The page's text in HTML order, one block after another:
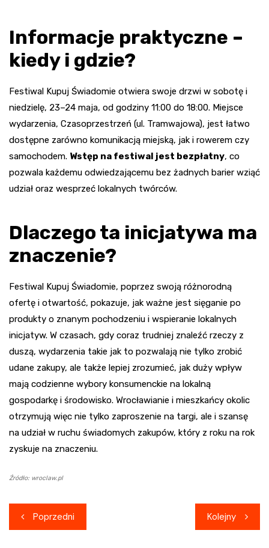
Informacje praktyczne –
kiedy i gdzie?
Festiwal Kupuj Świadomie otwiera swoje drzwi w sobotę i
niedzielę, 23–24 maja, od godziny 11:00 do 18:00. Miejsce
wydarzenia, Czasoprzestrzeń (ul. Tramwajowa), jest łatwo
dostępne zarówno komunikacją miejską, jak i rowerem czy
samochodem. Wstęp na festiwal jest bezpłatny, co
pozwala każdemu odwiedzającemu bez żadnych barier wziąć
udział oraz wesprzeć lokalnych twórców.
Dlaczego ta inicjatywa ma
znaczenie?
Festiwal Kupuj Świadomie, poprzez swoją różnorodną
ofertę i otwartość, pokazuje, jak ważne jest sięganie po
produkty o znanym pochodzeniu i wspieranie lokalnych
inicjatyw. W czasach, gdy coraz trudniej znaleźć rzeczy z
duszą, wydarzenia takie jak to pozwalają nie tylko zrobić
udane zakupy, ale także lepiej zrozumieć, jak duży wpływ
mają codzienne wybory konsumenckie na lokalną
gospodarkę i środowisko. Wrocławianie i mieszkańcy okolic
otrzymują więc nie tylko zaproszenie na targi, ale i szansę
na udział w ruchu świadomych zakupów, który z roku na rok
zyskuje na znaczeniu.
Źródło: wroclaw.pl
Nawigacja
wpisu
Poprzedni Kolejny